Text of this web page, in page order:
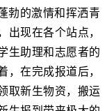
勃的激情和挥洒青
出现在各个站点，
生助理和志愿者的
，在完成报道后，
取新生物资，搬运